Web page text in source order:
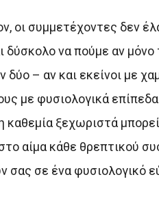
συμμετέχοντες δεν
δύσκολο να πούμε αν
– αν και εκείνοι με
με φυσιολογικά επίπεδα
ξεχωριστά
αίμα κάθε θρεπτικού
σε ένα φυσιολογικό